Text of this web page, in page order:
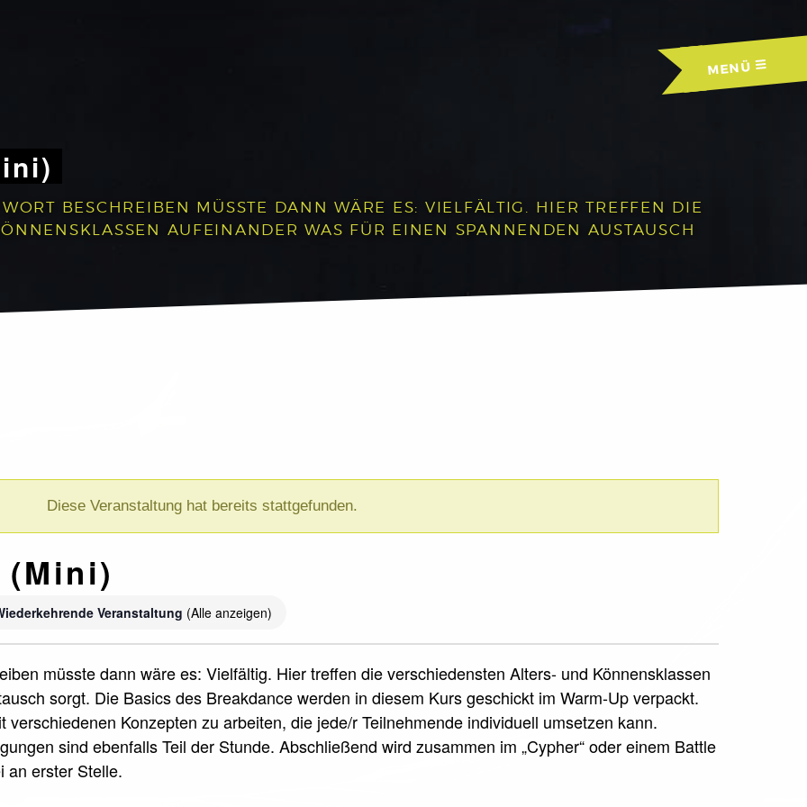
MENÜ
BESCHREIBEN MÜSSTE DANN WÄRE ES: VIELFÄLTIG. HIER TREFFEN DIE
AUFEINANDER WAS FÜR EINEN SPANNENDEN AUSTAUSCH
Diese Veranstaltung hat bereits stattgefunden.
Veranstaltung (Alle anzeigen)
müsste dann wäre es: Vielfältig. Hier treffen die verschiedensten Alters- und Könnensklassen
sorgt. Die Basics des Breakdance werden in diesem Kurs geschickt im Warm-Up verpackt.
Konzepten zu arbeiten, die jede/r Teilnehmende individuell umsetzen kann.
sind ebenfalls Teil der Stunde. Abschließend wird zusammen im „Cypher“ oder einem Battle
an erster Stelle.